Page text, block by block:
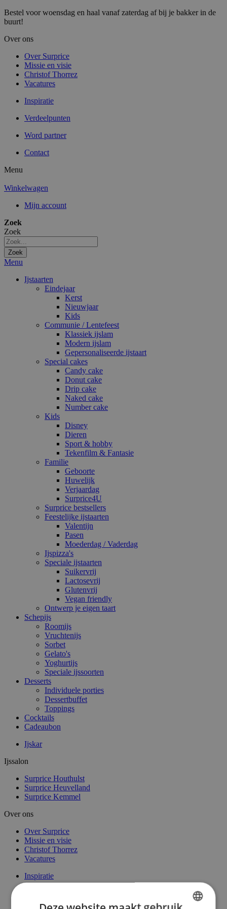
Bestel voor woensdag en haal vanaf zaterdag af bij je bakker in de
buurt!
Over ons
Over Surprice
Missie en visie
Christof Thorrez
Vacatures
Inspiratie
Verdeelpunten
Word partner
Contact
Menu
Winkelwagen
Mijn account
Zoek
Zoek
Zoek
Menu
Ijstaarten
Eindejaar
Kerst
Nieuwjaar
Kids
Communie / Lentefeest
Klassiek ijslam
Modern ijslam
Gepersonaliseerde ijstaart
Special cakes
Candy cake
Donut cake
Drip cake
Naked cake
Number cake
Kids
Disney
Dieren
Sport & hobby
Tekenfilm & Fantasie
Familie
Geboorte
Huwelijk
Verjaardag
Surprice4U
Surprice bestsellers
Feestelijke ijstaarten
Valentijn
Pasen
Moederdag / Vaderdag
Ijspizza's
Speciale ijstaarten
Suikervrij
Lactosevrij
Glutenvrij
Vegan friendly
Ontwerp je eigen taart
Schepijs
Roomijs
Vruchtenijs
Sorbet
Gelato's
Yoghurtijs
Speciale ijssoorten
Desserts
Individuele porties
Dessertbuffet
Toppings
Cocktails
Cadeaubon
Ijskar
Ijssalon
Surprice Houthulst
Surprice Heuvelland
Surprice Kemmel
Over ons
Over Surprice
Missie en visie
Christof Thorrez
Vacatures
Inspiratie